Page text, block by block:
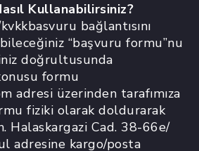
Kullanabilirsiniz?
bağlantısını
“başvuru formu”nu
doğrultusunda
formu
adresi üzerinden tarafımıza
fiziki olarak doldurarak
Halaskargazi Cad. 38-66e/
adresine kargo/posta